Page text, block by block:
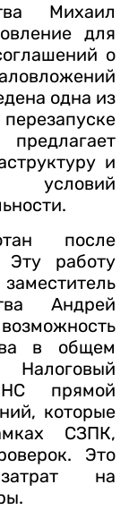
Михаил
для
о
одна из
и
после
работу
Андрей
в общем
Налоговый
прямой
которые
СЗПК,
Это
на